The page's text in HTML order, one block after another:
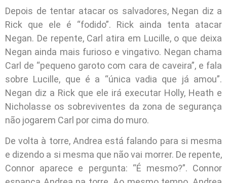
Depois de tentar atacar os salvadores, Negan diz a
Rick que ele é “fodido”. Rick ainda tenta atacar
Negan. De repente, Carl atira em Lucille, o que deixa
Negan ainda mais furioso e vingativo. Negan chama
Carl de “pequeno garoto com cara de caveira”, e fala
sobre Lucille, que é a “única vadia que já amou”.
Negan diz a Rick que ele irá executar Holly, Heath e
Nicholasse os sobreviventes da zona de segurança
não jogarem Carl por cima do muro.
De volta à torre, Andrea está falando para si mesma
e dizendo a si mesma que não vai morrer. De repente,
Connor aparece e pergunta: “É mesmo?”. Connor